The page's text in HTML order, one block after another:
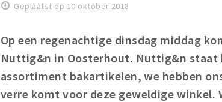
Geplaatst op 10 oktober 2018
Op een regenachtige dinsdag middag
Nuttig&n in Oosterhout. Nuttig&n staat
assortiment bakartikelen, we hebben
verre komt voor deze geweldige winkel.